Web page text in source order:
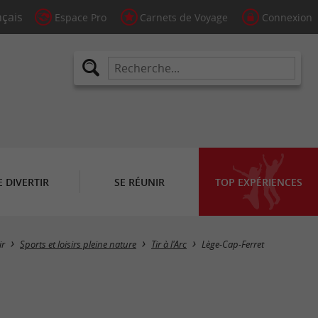
Espace Pro Carnets de Voyage Connexion
DIVERTIR SE RÉUNIR TOP EXPÉRIENCES
Masquer la carte
Sports et loisirs pleine nature Tir à l'Arc Lège-Cap-Ferret